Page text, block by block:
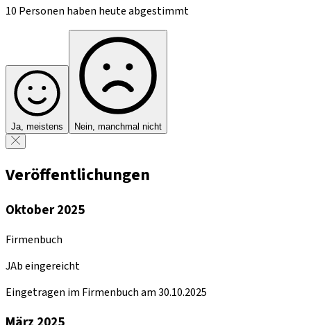
10 Personen haben heute abgestimmt
Ja, meistens Nein, manchmal nicht
Veröffentlichungen
Oktober 2025
Firmenbuch
JAb eingereicht
Eingetragen im Firmenbuch am 30.10.2025